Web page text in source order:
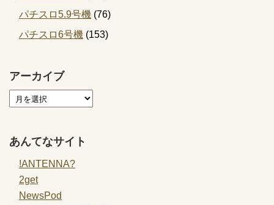
パチスロ5.9号機 (76)
パチスロ6号機 (153)
アーカイブ
あんてなサイト
!ANTENNA?
2get
NewsPod